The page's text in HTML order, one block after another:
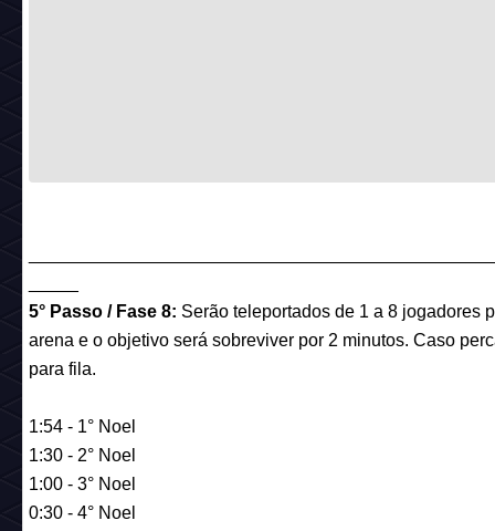
5° Passo / Fase 8: Serão teleportados de 1 a 8 jogadores
arena e o objetivo será sobreviver por 2 minutos. Caso
para fila.
1:54 - 1° Noel
1:30 - 2° Noel
1:00 - 3° Noel
0:30 - 4° Noel